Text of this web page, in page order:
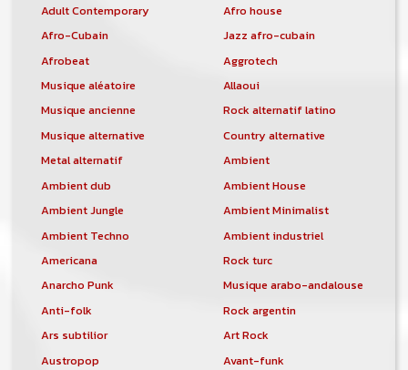
Adult Contemporary
Afro house
Afro-Cubain
Jazz afro-cubain
Afrobeat
Aggrotech
Musique aléatoire
Allaoui
Musique ancienne
Rock alternatif latino
Musique alternative
Country alternative
Metal alternatif
Ambient
Ambient dub
Ambient House
Ambient Jungle
Ambient Minimalist
Ambient Techno
Ambient industriel
Americana
Rock turc
Anarcho Punk
Musique arabo-andalouse
Anti-folk
Rock argentin
Ars subtilior
Art Rock
Austropop
Avant-funk